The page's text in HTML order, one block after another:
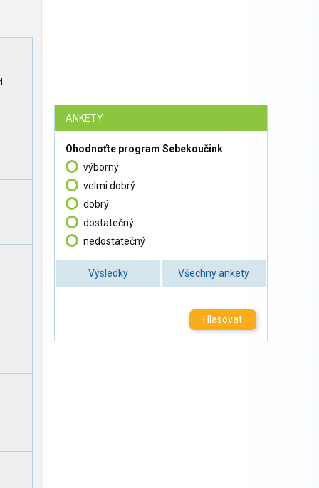
ANKETY
Ohodnoťte program Sebekoučink
výborný
velmi dobrý
dobrý
dostatečný
nedostatečný
Výsledky Všechny ankety
Hlasovat